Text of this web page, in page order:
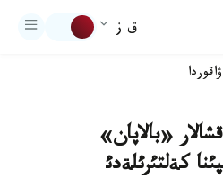
ق ز
اقوردا
«بالاپان»
كةلتئرئلةدئ